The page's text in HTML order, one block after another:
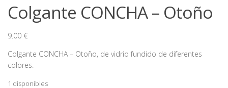
Colgante CONCHA – Otoño
9.00 €
Colgante CONCHA – Otoño, de vidrio fundido de diferentes
colores.
1 disponibles